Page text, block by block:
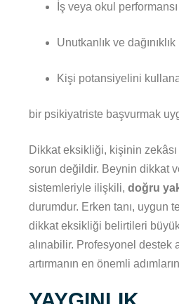
İş veya okul
Unutkanlık ve
Kişi potansiyelini
bir psikiyatriste başvurmak
Dikkat eksikliği, kişinin
sorun değildir. Beynin dikkat
sistemleriyle ilişkili, doğru
durumdur. Erken tanı, uygun
dikkat eksikliği belirtileri
alınabilir. Profesyonel destek
artırmanın en önemli